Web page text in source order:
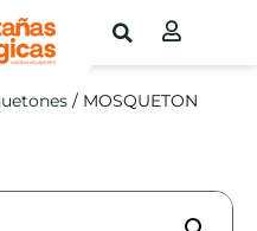
/ MOSQUETON